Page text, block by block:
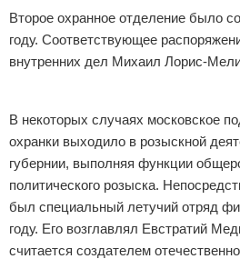
Второе охранное отделение было
году. Соответствующее
внутренних дел Михаил Лорис-
В некоторых случаях московское
охранки выходило в розыскной
губернии, выполняя функции
политического розыска.
был специальный летучий отряд
году. Его возглавлял Евстратий
считается создателем